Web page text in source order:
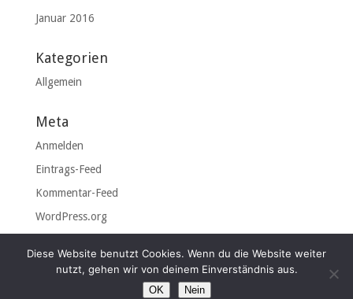
Januar 2016
Kategorien
Allgemein
Meta
Anmelden
Eintrags-Feed
Kommentar-Feed
WordPress.org
© 2026 Haus Tom Kyle |
Diese Website benutzt Cookies. Wenn du die Website weiter
nutzt, gehen wir von deinem Einverständnis aus.
OK Nein